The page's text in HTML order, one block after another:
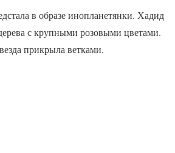
в образе инопланетянки. Хадид
с крупными розовыми цветами.
прикрыла ветками.